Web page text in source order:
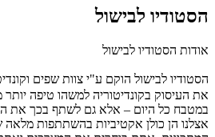
הסטודיו לבישול
אודות הסטודיו לבישול
הסטודיו לבישול הוקם ע"י צוות שפים
את העיסוק בקונדיטוריה למשהו טיפה
במטבח כל היום – אלא גם לשתף בכך את
אצלנו הן כולן אקטיביות בהשתתפות